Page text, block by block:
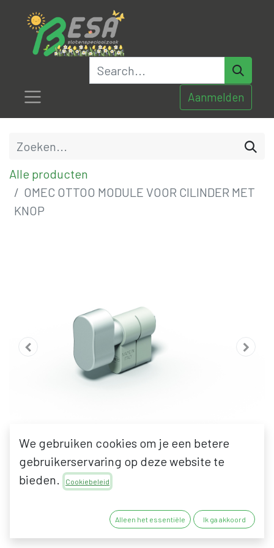
Aanmelden
Alle producten
OMEC OTTOO MODULE VOOR CILINDER MET
KNOP
OMEC OTTOO MODULE
VOOR CILINDER MET KNOP
We gebruiken cookies om je een betere
gebruikerservaring op deze website te
bieden.
Cookiebeleid
Alleen het essentiële Ik ga akkoord